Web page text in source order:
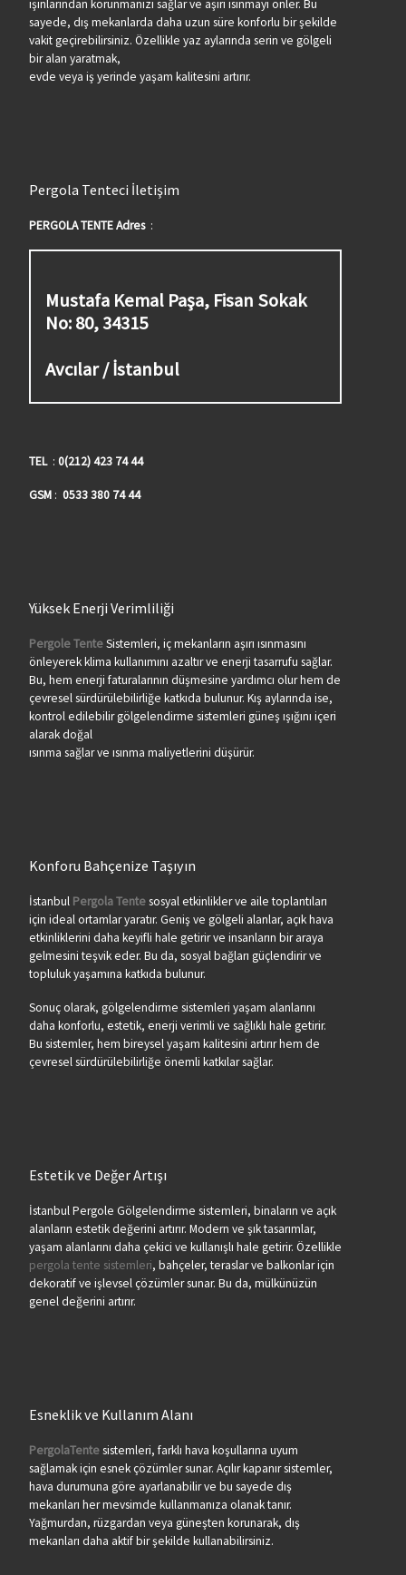
ışınlarından korunmanızı sağlar ve aşırı ısınmayı önler. Bu
sayede, dış mekanlarda daha uzun süre konforlu bir şekilde
vakit geçirebilirsiniz. Özellikle yaz aylarında serin ve gölgeli
bir alan yaratmak,
evde veya iş yerinde yaşam kalitesini artırır.
Pergola Tenteci İletişim
PERGOLA TENTE Adres:
Mustafa Kemal Paşa, Fisan Sokak
No: 80, 34315
Avcılar / İstanbul
TEL : 0(212) 423 74 44
GSM: 0533 380 74 44
Yüksek Enerji Verimliliği
Pergole TenteSistemleri, iç mekanların aşırı ısınmasını
önleyerek klima kullanımını azaltır ve enerji tasarrufu sağlar.
Bu, hem enerji faturalarının düşmesine yardımcı olur hem de
çevresel sürdürülebilirliğe katkıda bulunur. Kış aylarında ise,
kontrol edilebilir gölgelendirme sistemleri güneş ışığını içeri
alarak doğal
ısınma sağlar ve ısınma maliyetlerini düşürür.
Konforu Bahçenize Taşıyın
İstanbul Pergola Tentesosyal etkinlikler ve aile toplantıları
için ideal ortamlar yaratır. Geniş ve gölgeli alanlar, açık hava
etkinliklerini daha keyifli hale getirir ve insanların bir araya
gelmesini teşvik eder. Bu da, sosyal bağları güçlendirir ve
topluluk yaşamına katkıda bulunur.
Sonuç olarak, gölgelendirme sistemleri yaşam alanlarını
daha konforlu, estetik, enerji verimli ve sağlıklı hale getirir.
Bu sistemler, hem bireysel yaşam kalitesini artırır hem de
çevresel sürdürülebilirliğe önemli katkılar sağlar.
Estetik ve Değer Artışı
İstanbul Pergole Gölgelendirme sistemleri, binaların ve açık
alanların estetik değerini artırır. Modern ve şık tasarımlar,
yaşam alanlarını daha çekici ve kullanışlı hale getirir. Özellikle
pergola tente sistemleri, bahçeler, teraslar ve balkonlar için
dekoratif ve işlevsel çözümler sunar. Bu da, mülkünüzün
genel değerini artırır.
Esneklik ve Kullanım Alanı
PergolaTentesistemleri, farklı hava koşullarına uyum
sağlamak için esnek çözümler sunar. Açılır kapanır sistemler,
hava durumuna göre ayarlanabilir ve bu sayede dış
mekanları her mevsimde kullanmanıza olanak tanır.
Yağmurdan, rüzgardan veya güneşten korunarak, dış
mekanları daha aktif bir şekilde kullanabilirsiniz.